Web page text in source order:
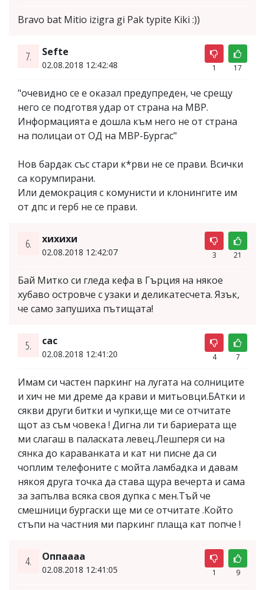
Bravo bat Mitio izigra gi Pak typite Kiki :))
7. Sefte
02.08.2018 12:42:48 1 17
"очевидно се е оказал предупреден, че срещу
него се подготвя удар от страна на МВР.
Информацията е дошла към него не от страна
на полицаи от ОД на МВР-Бургас"
Нов бардак със стари к*рви не се прави. Всички
са корумпирани.
Или демокрация с комунисти и клонингите им
от дпс и герб не се прави.
6. хихихи
02.08.2018 12:42:07 3 21
Бай Митко си гледа кефа в Гърция на някое
хубаво островче с узаки и деликатесчета. Язък,
че само запушиха пътищата!
5. сас
02.08.2018 12:41:20 4 7
Имам си частен паркинг на лугата на солниците
и хич не ми дреме да крави и митьовци.БАтки и
сякви други битки и чупки,ще ми се отчитате
щот аз съм човека ! Дигна ли ти бариерата ще
ми слагаш в паласката левец.Лешперя си на
сянка до караванката и кат ни писне да си
чоплим телефоните с мойта ламбадка и давам
някоя друга точка да става щура вечерта и сама
за запълва всяка своя дупка с мен.Тъй че
смешници бургаски ще ми се отчитате .Който
стъпи на частния ми паркинг плаща кат попче !
4. Оппаааа
02.08.2018 12:41:05 1 9